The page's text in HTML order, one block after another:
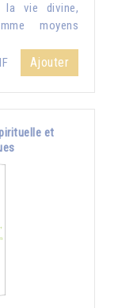
la vie divine,
moyens
Ajouter
et